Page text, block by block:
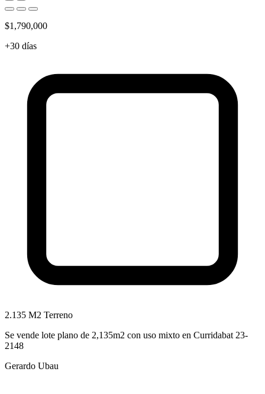
$1,790,000
+30 días
2.135 M2 Terreno
Se vende lote plano de 2,135m2 con uso mixto en Curridabat 23-
2148
Gerardo Ubau